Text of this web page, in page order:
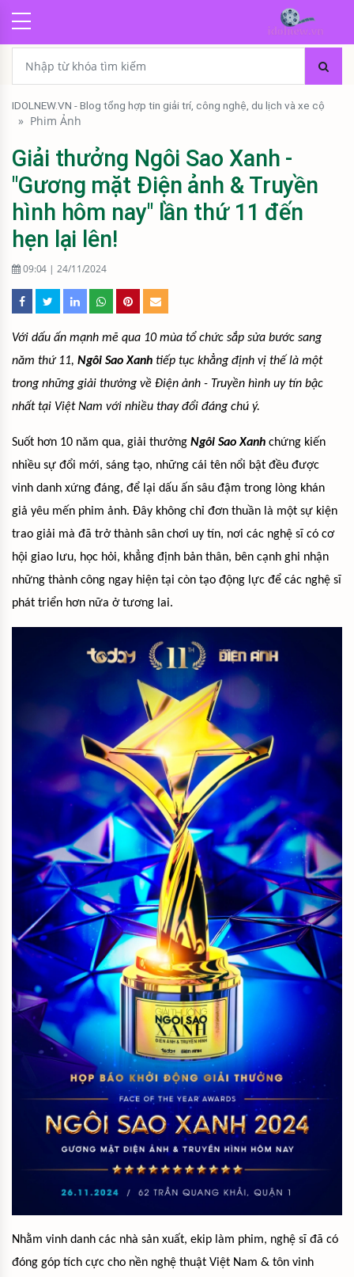
IDOLNEW.VN - Blog tổng hợp tin giải trí, công nghệ, du lịch và xe cộ
» Phim Ảnh
Giải thưởng Ngôi Sao Xanh -
"Gương mặt Điện ảnh & Truyền
hình hôm nay" lần thứ 11 đến
hẹn lại lên!
09:04 | 24/11/2024
Với dấu ấn mạnh mẽ qua 10 mùa tổ chức sắp sửa bước sang
năm thứ 11, Ngôi Sao Xanh tiếp tục khẳng định vị thế là một
trong những giải thưởng về Điện ảnh - Truyền hình uy tín bậc
nhất tại Việt Nam với nhiều thay đổi đáng chú ý.
Suốt hơn 10 năm qua, giải thưởng Ngôi Sao Xanh chứng kiến
nhiều sự đổi mới, sáng tạo, những cái tên nổi bật đều được
vinh danh xứng đáng, để lại dấu ấn sâu đậm trong lòng khán
giả yêu mến phim ảnh. Đây không chỉ đơn thuần là một sự kiện
trao giải mà đã trở thành sân chơi uy tín, nơi các nghệ sĩ có cơ
hội giao lưu, học hỏi, khẳng định bản thân, bên cạnh ghi nhận
những thành công ngay hiện tại còn tạo động lực để các nghệ sĩ
phát triển hơn nữa ở tương lai.
Nhằm vinh danh các nhà sản xuất, ekip làm phim, nghệ sĩ đã có
đóng góp tích cực cho nền nghệ thuật Việt Nam & tôn vinh